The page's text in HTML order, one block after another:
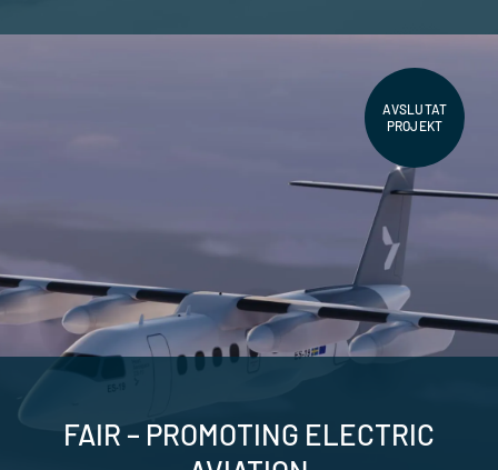
AVSLUTAT
PROJEKT
FAIR – PROMOTING ELECTRIC